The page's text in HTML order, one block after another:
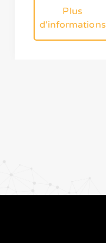
Plus
d'informations